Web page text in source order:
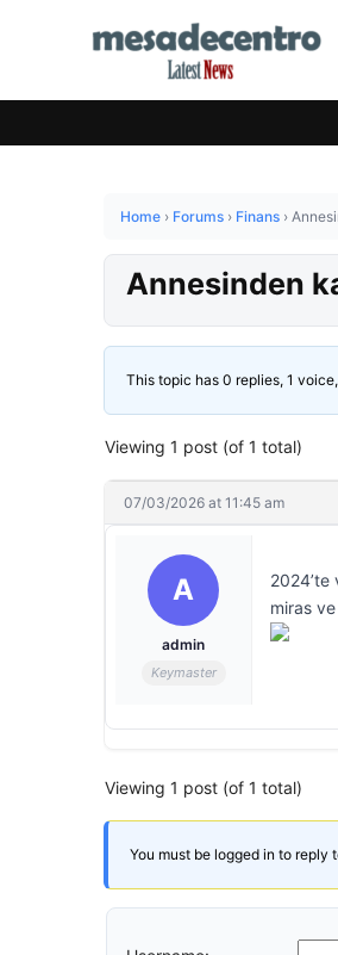
Home › Forums › Finans ›
Annesinden
This topic has 0 replies, 1
Viewing 1 post (of 1 total)
07/03/2026 at 11:45 am
A
admin
Keymaster
2024’te
miras
Viewing 1 post (of 1 total)
You must be logged in to reply